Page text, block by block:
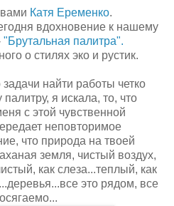
Катя Еременко.
вдохновение к нашему
"Брутальная палитра".
о стилях эко и рустик.
найти работы четко
я искала, то, что
с этой чувственной
неповторимое
что природа на твоей
земля, чистый воздух,
как слеза...теплый, как
это рядом, все